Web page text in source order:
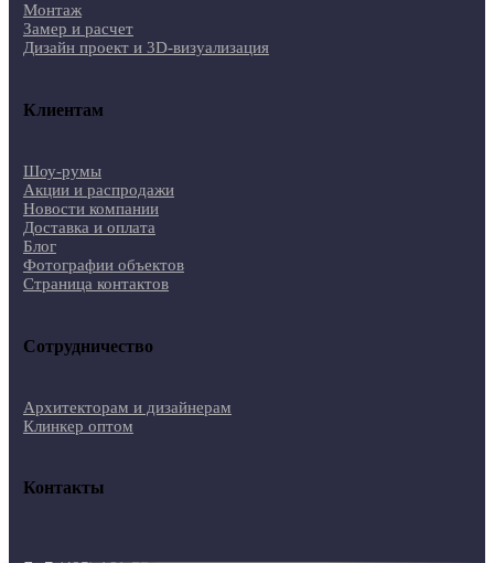
Монтаж
Замер и расчет
Дизайн проект и 3D-визуализация
Клиентам
Шоу-румы
Акции и распродажи
Новости компании
Доставка и оплата
Блог
Фотографии объектов
Страница контактов
Сотрудничество
Архитекторам и дизайнерам
Клинкер оптом
Контакты